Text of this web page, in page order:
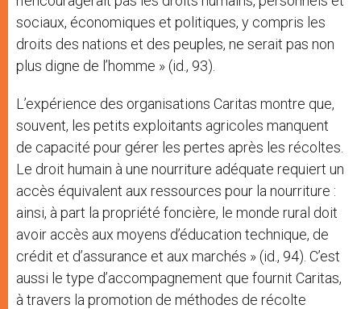
sociaux, économiques et politiques, y compris les
droits des nations et des peuples, ne serait pas non
plus digne de l’homme » (id., 93).
L’expérience des organisations Caritas montre que,
souvent, les petits exploitants agricoles manquent
de capacité pour gérer les pertes après les récoltes.
Le droit humain à une nourriture adéquate requiert un
accès équivalent aux ressources pour la nourriture :
ainsi, à part la propriété foncière, le monde rural doit
avoir accès aux moyens d’éducation technique, de
crédit et d’assurance et aux marchés » (id., 94). C’est
aussi le type d’accompagnement que fournit Caritas,
à travers la promotion de méthodes de récolte